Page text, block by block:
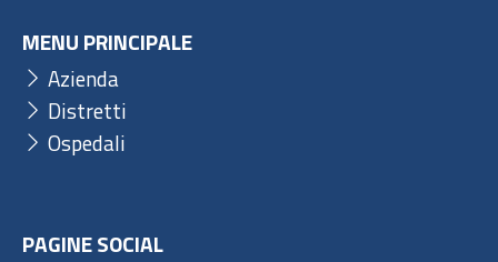
MENU PRINCIPALE
Azienda
Distretti
Ospedali
PAGINE SOCIAL